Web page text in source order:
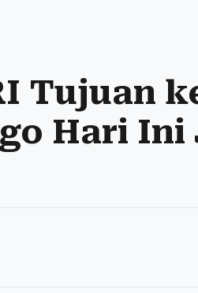
Tujuan
Hari Ini